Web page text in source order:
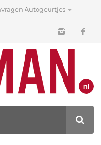
Autogeurtjes
JOUW LOGO!